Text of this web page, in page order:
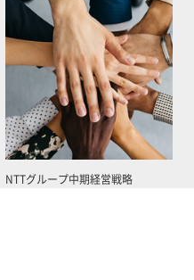
NTTグループ中期経営戦略